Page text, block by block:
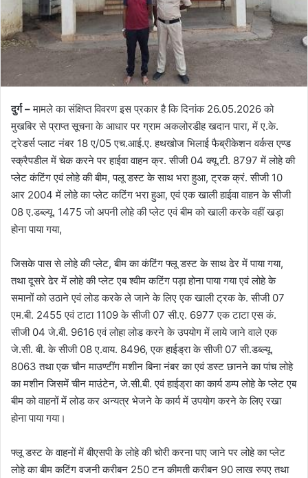
दुर्ग –मामले का संक्षिप्त विवरण इस प्रकार है कि दिनांक 26.05.2026 को
मुखबिर से प्राप्त सूचना के आधार पर ग्राम अकलोरडीह खदान पारा, में ए.के.
ट्रेडर्स प्लाट नंबर 18 ए/05 एच.आई.ए. हथखोज भिलाई फैब्रीकेशन वर्कस एण्ड
स्क्रैपडील में चेक करने पर हाईवा वाहन क्र. सीजी 04 क्यू.टी. 8797 में लोहे की
प्लेट कंटिंग एवं लोहे की बीम, पलू डस्ट के साथ भरा हुआ, ट्रक क्रं. सीजी 10
आर 2004 में लोहे का प्लेट कटिंग भरा हुआ, एवं एक खाली हाईवा वाहन के सीजी
08 ए.डब्ल्यू. 1475 जो अपनी लोहे की प्लेट एवं बीम को खाली करके वहीं खड़ा
होना पाया गया,
जिसके पास से लोहे की प्लेट, बीम का कंटिंग फ्लू डस्ट के साथ ढेर में पाया गया,
तथा दूसरे ढेर में लोहे की प्लेट एब श्वीम कटिंग पड़ा होना पाया गया एवं लोहे के
समानों को उठाने एवं लोड करके ले जाने के लिए एक खाली ट्रक के. सीजी 07
एम.बी. 2455 एवं टाटा 1109 के सीजी 07 सी.ए. 6977 एक टाटा एस कं.
सीजी 04 जे.बी. 9616 एवं लोहा लोड करने के उपयोग में लाये जाने वाले एक
जे.सी. बी. के सीजी 08 ए.वाय. 8496, एक हाईड्रा के सीजी 07 सी.डब्ल्यू.
8063 तथा एक चौन माउण्टींग मशीन बिना नंबर का एवं डस्ट छानने का पांच लोहे
का मशीन जिसमें चीन माउंटेन, जे.सी.बी. एवं हाईड्रा का कार्य डम्प लोहे के प्लेट एब
बीम को वाहनों में लोड कर अन्यत्र भेजने के कार्य में उपयोग करने के लिए रखा
होना पाया गया।
फ्लू डस्ट के वाहनों में बीएसपी के लोहे की चोरी करना पाए जाने पर लोहे का प्लेट
लोहे का बीम कटिंग वजनी करीबन 250 टन कीमती करीबन 90 लाख रुपए तथा